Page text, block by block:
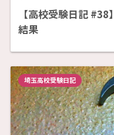
【高校受験日記
結果
埼玉高校受験日記